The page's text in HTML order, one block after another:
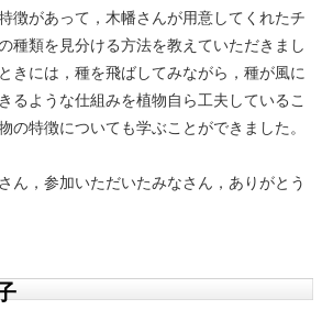
徴があって，木幡さんが用意してくれたチ
種類を見分ける方法を教えていただきまし
きには，種を飛ばしてみながら，種が風に
るような仕組みを植物自ら工夫しているこ
の特徴についても学ぶことができました。
ん，参加いただいたみなさん，ありがとう